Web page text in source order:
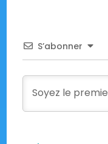
S’abonner